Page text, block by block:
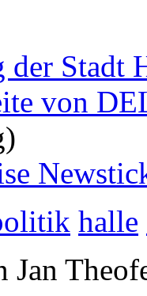
der Stadt
von
halle
Jan